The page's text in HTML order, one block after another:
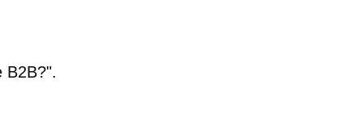
B2B?".